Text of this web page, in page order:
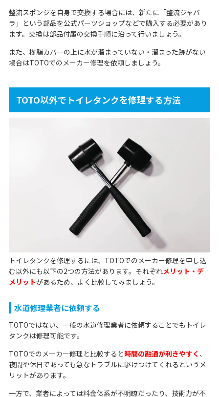
整流スポンジを自身で交換する場合には、新たに「整流ジャバ
ラ」という部品を公式パーツショップなどで購入する必要があり
ます。交換は部品付属の交換手順に沿って行いましょう。
また、樹脂カバーの上に水が溜まっていない・溜まった跡がない
場合はTOTOでのメーカー修理を依頼しましょう。
TOTO以外でトイレタンクを修理する方法
トイレタンクを修理するには、TOTOでのメーカー修理を申し込
む以外にも以下の2つの方法があります。それぞれメリット・デ
メリットがあるため、よく比較してみましょう。
水道修理業者に依頼する
TOTOではない、一般の水道修理業者に依頼することでもトイレ
タンクは修理可能です。
TOTOでのメーカー修理と比較すると時間の融通が利きやすく 、
夜間や休日であっても急なトラブルに駆けつけてくれるというメ
リットがあります。
一方で、業者によっては料金体系が不明瞭だったり、技術力が不